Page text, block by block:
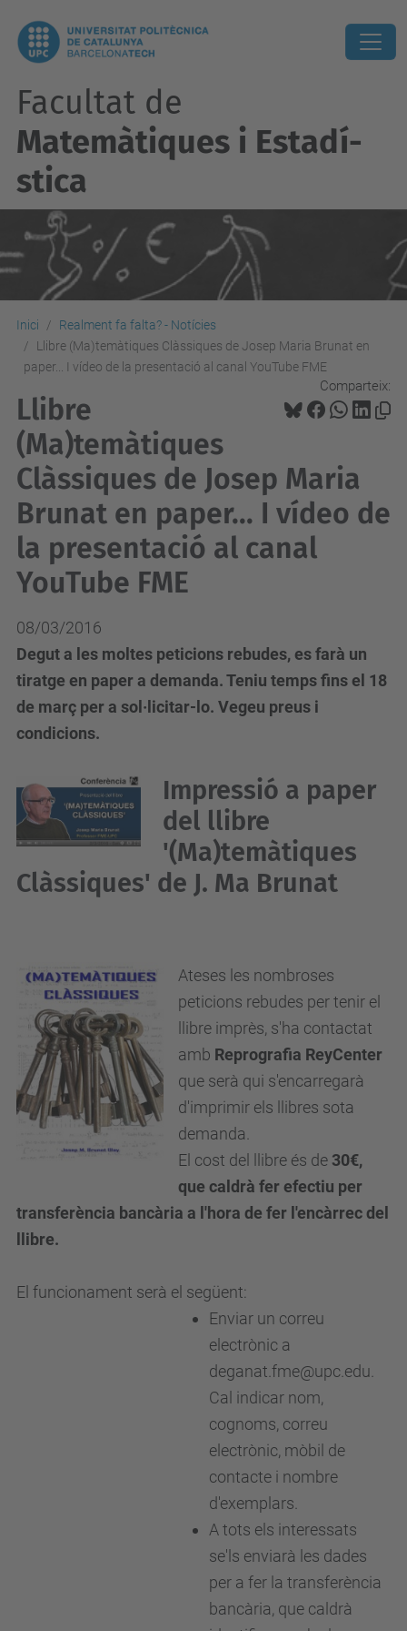
Facultat de
Matemàtiques i Estadí­
stica
Inici
Realment fa falta? - Notícies
Llibre (Ma)temàtiques Clàssiques de Josep Maria Brunat en
paper... I vídeo de la presentació al canal YouTube FME
Comparteix:
Llibre
(Ma)temàtiques
Clàssiques de Josep Maria
Brunat en paper... I vídeo de
la presentació al canal
YouTube FME
08/03/2016
Degut a les moltes peticions rebudes, es farà un
tiratge en paper a demanda. Teniu temps fins el 18
de març per a sol·licitar-lo. Vegeu preus i
condicions.
Impressió a paper
del llibre
'(Ma)temàtiques
Clàssiques' de J. Ma Brunat
Ateses les nombroses
peticions rebudes per tenir el
llibre imprès, s'ha contactat
amb Reprografia ReyCenter
que serà qui s'encarregarà
d'imprimir els llibres sota
demanda.
El cost del llibre és de 30€,
que caldrà fer efectiu per
transferència bancària a l'hora de fer l'encàrrec del
llibre.
El funcionament serà el següent:
Enviar un correu
electrònic a
deganat.fme@upc.edu.
Cal indicar nom,
cognoms, correu
electrònic, mòbil de
contacte i nombre
d'exemplars.
A tots els interessats
se'ls enviarà les dades
per a fer la transferència
bancària, que caldrà